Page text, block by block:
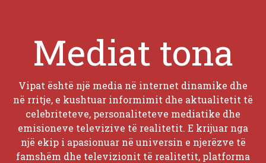
Mediat tona
Vipat është një media në internet dinamike dhe
në rritje, e kushtuar informimit dhe aktualitetit të
celebriteteve, personaliteteve mediatike dhe
emisioneve televizive të realitetit. E krijuar nga
një ekip i apasionuar në universin e njerëzve të
famshëm dhe televizionit të realitetit, platforma